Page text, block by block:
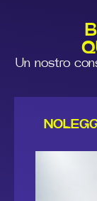
Un nostro